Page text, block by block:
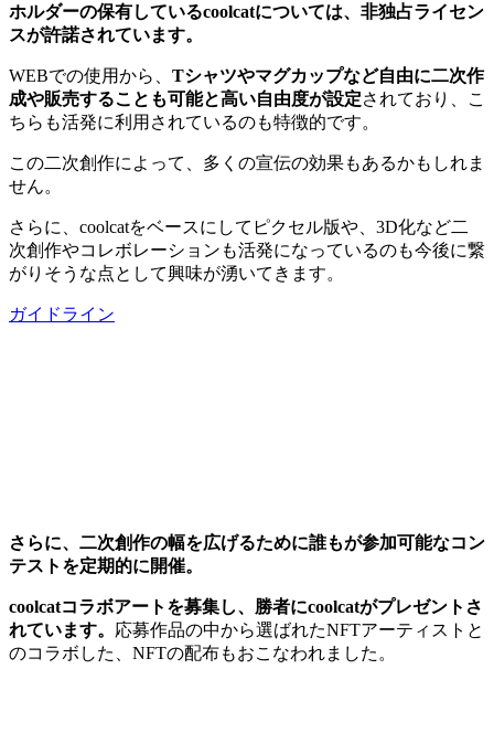
ホルダーの保有しているcoolcatについては、非独占ライセン
スが許諾されています。
WEBでの使用から、 Tシャツやマグカップなど自由に二次作
成や販売することも可能と高い自由度が設定されており、こ
ちらも活発に利用されているのも特徴的です。
この二次創作によって、多くの宣伝の効果もあるかもしれま
せん。
さらに、coolcatをベースにしてピクセル版や、3D化など二
次創作やコレボレーションも活発になっているのも今後に繋
がりそうな点として興味が湧いてきます。
ガイドライン
さらに、二次創作の幅を広げるために誰もが参加可能なコン
テストを定期的に開催。
coolcatコラボアートを募集し、勝者にcoolcatがプレゼントさ
れています。 応募作品の中から選ばれたNFTアーティストと
のコラボした、NFTの配布もおこなわれました。